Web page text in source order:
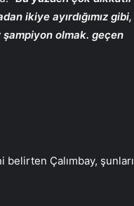
ikiye ayırdığımız gibi,
şampiyon olmak. geçen
belirten Çalımbay, şunları